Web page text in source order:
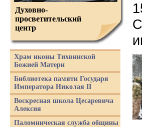
Духовно-
просветительский
центр
Храм иконы Тихвинской
Божией Матери
Библиотека памяти Государя
Императора Николая II
Воскресная школа Цесаревича
Алексия
Паломническая служба общины